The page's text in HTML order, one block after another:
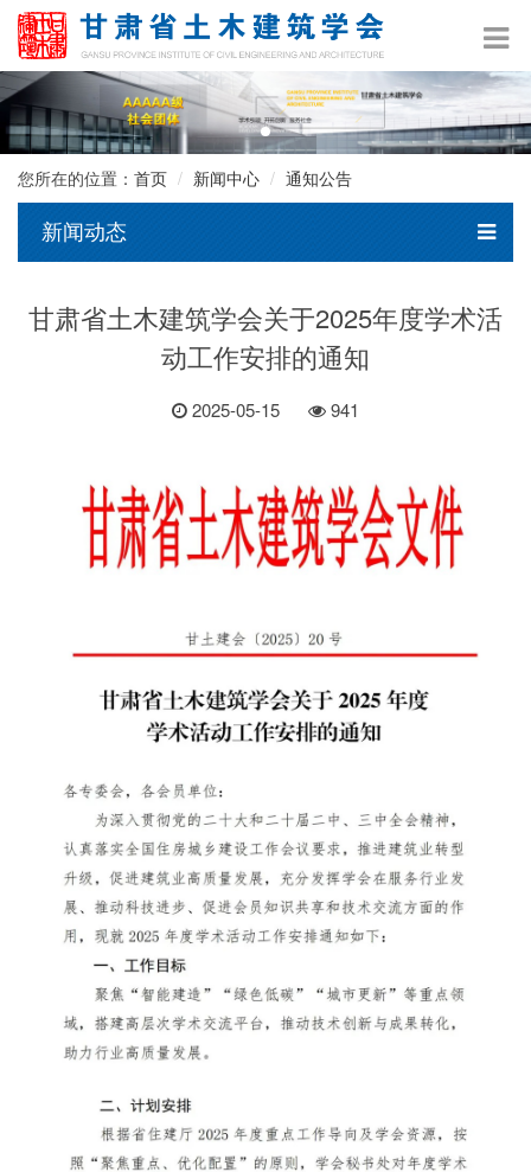
您所在的位置： 首页 新闻中心 通知公告
新闻动态
甘肃省土木建筑学会关于2025年度学术活
动工作安排的通知
2025-05-15 941